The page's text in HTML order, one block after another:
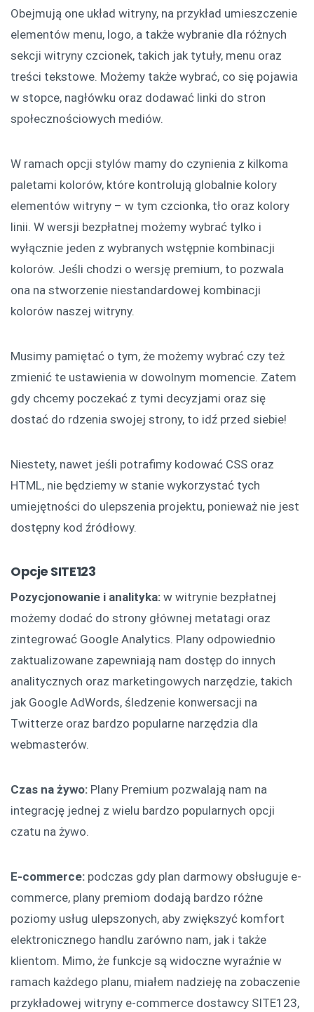
Obejmują one układ witryny, na przykład umieszczenie
elementów menu, logo, a także wybranie dla różnych
sekcji witryny czcionek, takich jak tytuły, menu oraz
treści tekstowe. Możemy także wybrać, co się pojawia
w stopce, nagłówku oraz dodawać linki do stron
społecznościowych mediów.
W ramach opcji stylów mamy do czynienia z kilkoma
paletami kolorów, które kontrolują globalnie kolory
elementów witryny – w tym czcionka, tło oraz kolory
linii. W wersji bezpłatnej możemy wybrać tylko i
wyłącznie jeden z wybranych wstępnie kombinacji
kolorów. Jeśli chodzi o wersję premium, to pozwala
ona na stworzenie niestandardowej kombinacji
kolorów naszej witryny.
Musimy pamiętać o tym, że możemy wybrać czy też
zmienić te ustawienia w dowolnym momencie. Zatem
gdy chcemy poczekać z tymi decyzjami oraz się
dostać do rdzenia swojej strony, to idź przed siebie!
Niestety, nawet jeśli potrafimy kodować CSS oraz
HTML, nie będziemy w stanie wykorzystać tych
umiejętności do ulepszenia projektu, ponieważ nie jest
dostępny kod źródłowy.
Opcje SITE123
Pozycjonowanie i analityka: w witrynie bezpłatnej
możemy dodać do strony głównej metatagi oraz
zintegrować Google Analytics. Plany odpowiednio
zaktualizowane zapewniają nam dostęp do innych
analitycznych oraz marketingowych narzędzie, takich
jak Google AdWords, śledzenie konwersacji na
Twitterze oraz bardzo popularne narzędzia dla
webmasterów.
Czas na żywo: Plany Premium pozwalają nam na
integrację jednej z wielu bardzo popularnych opcji
czatu na żywo.
E-commerce: podczas gdy plan darmowy obsługuje e-
commerce, plany premiom dodają bardzo różne
poziomy usług ulepszonych, aby zwiększyć komfort
elektronicznego handlu zarówno nam, jak i także
klientom. Mimo, że funkcje są widoczne wyraźnie w
ramach każdego planu, miałem nadzieję na zobaczenie
przykładowej witryny e-commerce dostawcy SITE123,